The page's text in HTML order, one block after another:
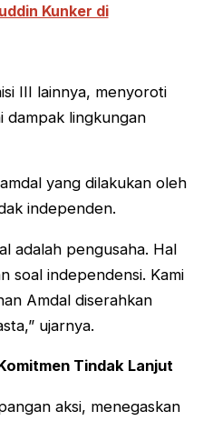
Kunker di
III lainnya, menyoroti
dampak lingkungan
yang dilakukan oleh
independen.
adalah pengusaha. Hal
soal independensi. Kami
Amdal diserahkan
ujarnya.
Tindak Lanjut
aksi, menegaskan